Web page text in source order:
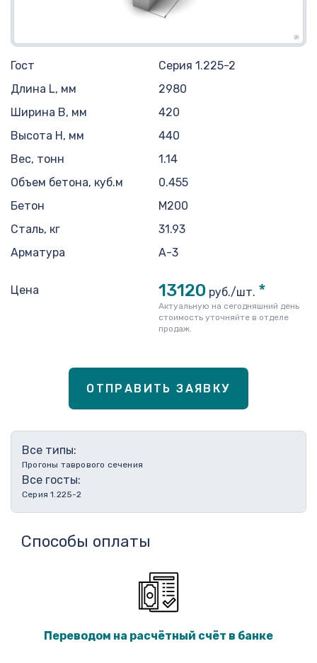
Гост
Серия 1.225-2
Длина L, мм
2980
Ширина B, мм
420
Высота H, мм
440
Вес, тонн
1.14
Объем бетона, куб.м
0.455
Бетон
M200
Сталь, кг
31.93
Арматура
A-3
Цена 13120 руб./шт. *
Актуальную на сегодняшний день
стоимость уточняйте в отделе
продаж.
ОТПРАВИТЬ ЗАЯВКУ
Все типы:
Прогоны таврового сечения
Все госты:
Серия 1.225-2
Способы оплаты
Переводом на расчётный счёт в банке